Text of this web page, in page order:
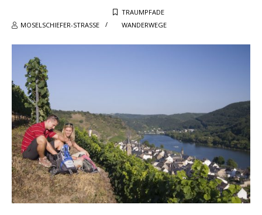
MOSELSCHIEFER-STRASSE
TRAUMPFADE
WANDERWEGE